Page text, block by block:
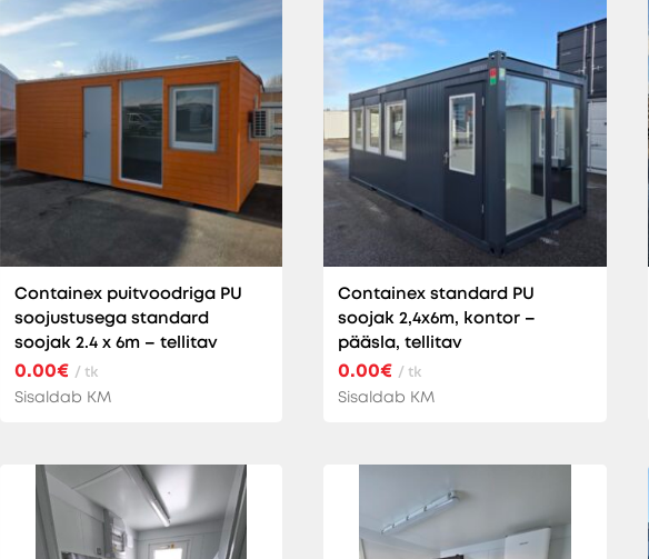
Containex puitvoodriga PU
soojustusega standard
soojak 2.4 x 6m – tellitav
0.00€ / tk
Sisaldab KM
Containex standard PU
soojak 2,4x6m, kontor –
pääsla, tellitav
0.00€ / tk
Sisaldab KM